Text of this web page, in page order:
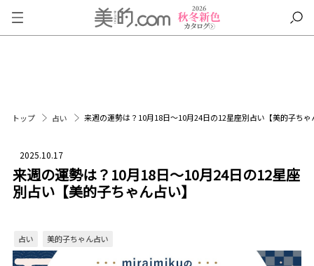
トップ 占い 来週の運勢は？10月18日～10月24日の12星座別占い【美的子ちゃ
2025.10.17
来週の運勢は？10月18日～10月24日の12星座
別占い【美的子ちゃん占い】
占い 美的子ちゃん占い